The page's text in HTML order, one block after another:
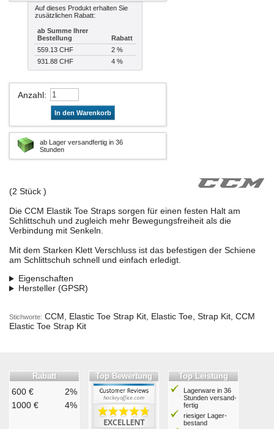
Auf dieses Produkt erhalten Sie
zusätzlichen Rabatt:
ab Summe Ihrer
Bestellung
Rabatt
559.13 CHF
2 %
931.88 CHF
4 %
Anzahl:
In den Warenkorb
ab Lager versandfertig in 36
Stunden
(2 Stück )
Die CCM Elastik Toe Straps sorgen für einen festen Halt am
Schlittschuh und zugleich mehr Bewegungsfreiheit als die
Verbindung mit Senkeln.
Mit dem Starken Klett Verschluss ist das befestigen der Schiene
am Schlittschuh schnell und einfach erledigt.
Eigenschaften
Hersteller (GPSR)
Stichworte: CCM, Elastic Toe Strap Kit, Elastic Toe, Strap Kit, CCM
Elastic Toe Strap Kit
Rabatt
600 €
2%
1000 €
4%
Top Bewertung Top Leistung
Lagerware in 36
Stunden ver­sand­
fertig
riesiger Lager­
bestand